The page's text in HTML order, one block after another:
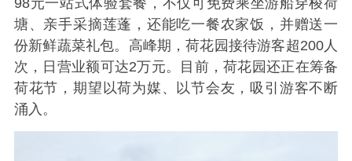
塘、亲手采摘莲蓬，还能吃一餐农家饭，并赠送一
份新鲜蔬菜礼包。高峰期，荷花园接待游客超200人
次，日营业额可达2万元。目前，荷花园还正在筹备
荷花节，期望以荷为媒、以节会友，吸引游客不断
涌入。